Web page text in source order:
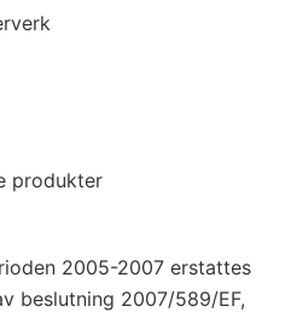
produkter
2005-2007 erstattes
beslutning 2007/589/EF,